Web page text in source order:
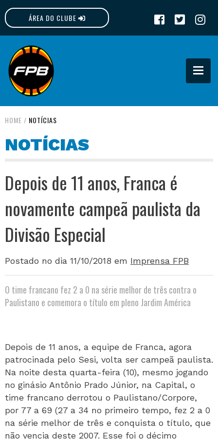
ÁREA DO CLUBE
FPB
HOME / NOTÍCIAS
NOTÍCIAS
Depois de 11 anos, Franca é
novamente campeã paulista da
Divisão Especial
Postado no dia 11/10/2018 em Imprensa FPB
O time francano fez 2 a 0 na série melhor de três contra o
Paulistano e comemora o título em pleno Jardim América
Depois de 11 anos, a equipe de Franca, agora
patrocinada pelo Sesi, volta ser campeã paulista.
Na noite desta quarta-feira (10), mesmo jogando
no ginásio Antônio Prado Júnior, na Capital, o
time francano derrotou o Paulistano/Corpore,
por 77 a 69 (27 a 34 no primeiro tempo, fez 2 a 0
na série melhor de três e conquista o título, que
não vencia deste 2007. Esse foi o décimo